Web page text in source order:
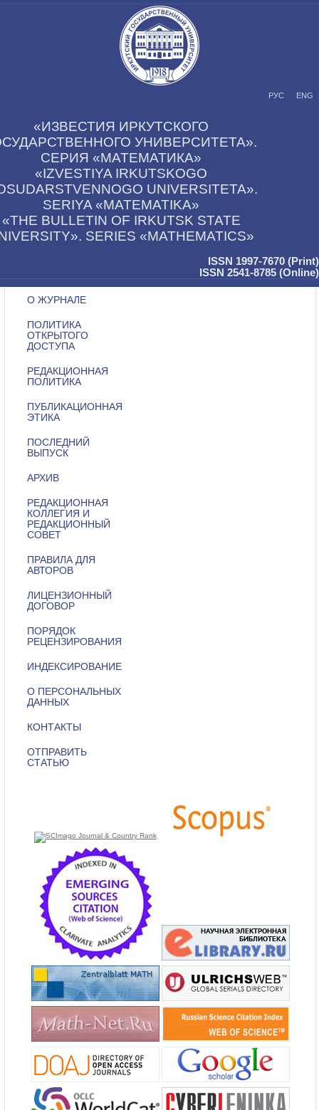
РУС ENG
«ИЗВЕСТИЯ ИРКУТСКОГО
УНИВЕРСИТЕТА».
СЕРИЯ «МАТЕМАТИКА»
«IZVESTIYA IRKUTSKOGO
UNIVERSITETA».
SERIYA «MATEMATIKA»
«THE BULLETIN OF IRKUTSK STATE
SERIES «MATHEMATICS»
ISSN 1997-7670 (Print)
ISSN 2541-8785 (Online)
О ЖУРНАЛЕ
ПОЛИТИКА
ОТКРЫТОГО
ДОСТУПА
РЕДАКЦИОННАЯ
ПОЛИТИКА
ПУБЛИКАЦИОННАЯ
ЭТИКА
ПОСЛЕДНИЙ
ВЫПУСК
АРХИВ
РЕДАКЦИОННАЯ
КОЛЛЕГИЯ И
РЕДАКЦИОННЫЙ
СОВЕТ
ПРАВИЛА ДЛЯ
АВТОРОВ
ЛИЦЕНЗИОННЫЙ
ДОГОВОР
ПОРЯДОК
РЕЦЕНЗИРОВАНИЯ
ИНДЕКСИРОВАНИЕ
О ПЕРСОНАЛЬНЫХ
ДАННЫХ
КОНТАКТЫ
ОТПРАВИТЬ
СТАТЬЮ